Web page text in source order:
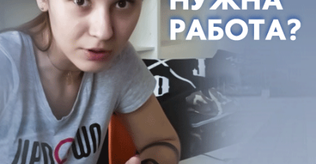
Жара до +39 градусов накроет Кубань